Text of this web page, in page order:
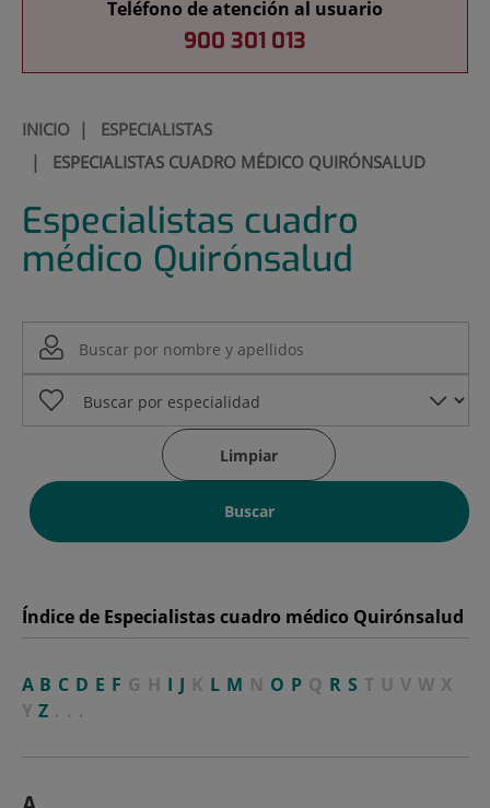
Teléfono de atención al usuario
900 301 013
INICIO| ESPECIALISTAS
| ESPECIALISTAS CUADRO MÉDICO QUIRÓNSALUD
Especialistas cuadro
médico Quirónsalud
Limpiar
Buscar
Índice de Especialistas cuadro médico Quirónsalud
A B C D E F G H I J K L M N O P Q R S T U V W X
YZ ...